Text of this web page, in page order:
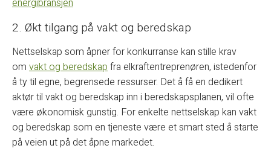
energibransjen
2. Økt tilgang på vakt og beredskap
Nettselskap som åpner for konkurranse kan stille krav
om vakt og beredskapfra elkraftentreprenøren, istedenfor
å ty til egne, begrensede ressurser. Det å få en dedikert
aktør til vakt og beredskap inn i beredskapsplanen, vil ofte
være økonomisk gunstig. For enkelte nettselskap kan vakt
og beredskap som en tjeneste være et smart sted å starte
på veien ut på det åpne markedet.